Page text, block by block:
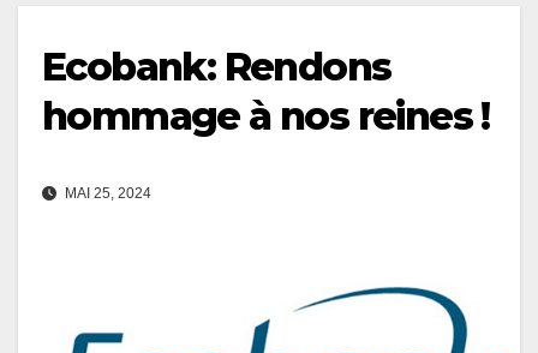
Ecobank: Rendons
hommage à nos reines !
MAI 25, 2024